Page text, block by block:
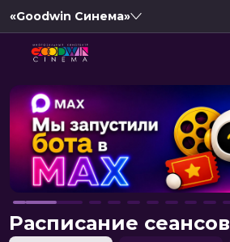
«Goodwin Синема»
Расписание сеансов